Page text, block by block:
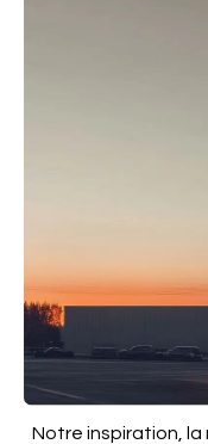
Notre inspiration,